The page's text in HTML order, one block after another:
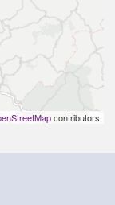
contributors